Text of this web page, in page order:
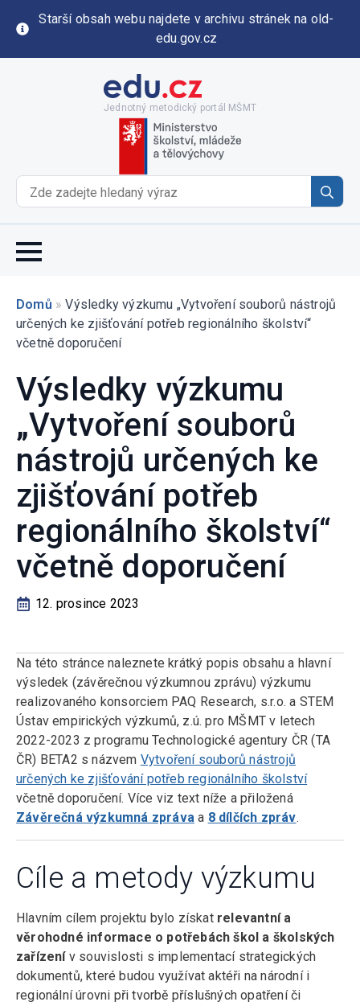
Starší obsah webu najdete v archivu stránek na old-
edu.gov.cz
Jednotný metodický portál MŠMT
for:
Domů » Výsledky výzkumu „Vytvoření souborů nástrojů
určených ke zjišťování potřeb regionálního školství“
včetně doporučení
Výsledky výzkumu
„Vytvoření souborů
nástrojů určených ke
zjišťování potřeb
regionálního školství“
včetně doporučení
12. prosince 2023
Na této stránce naleznete krátký popis obsahu a hlavní
výsledek (závěrečnou výzkumnou zprávu) výzkumu
realizovaného konsorciem PAQ Research, s.r.o. a STEM
Ústav empirických výzkumů, z.ú. pro MŠMT v letech
2022-2023 z programu Technologické agentury ČR (TA
ČR) BETA2 s názvem Vytvoření souborů nástrojů
určených ke zjišťování potřeb regionálního školství
včetně doporučení. Více viz text níže a přiložená
Závěrečná výzkumná zpráva a 8 dílčích zpráv.
Cíle a metody výzkumu
Hlavním cílem projektu bylo získat relevantní a
věrohodné informace o potřebách škol a školských
zařízenív souvislosti s implementací strategických
dokumentů, které budou využívat aktéři na národní i
regionální úrovni při tvorbě příslušných opatření či